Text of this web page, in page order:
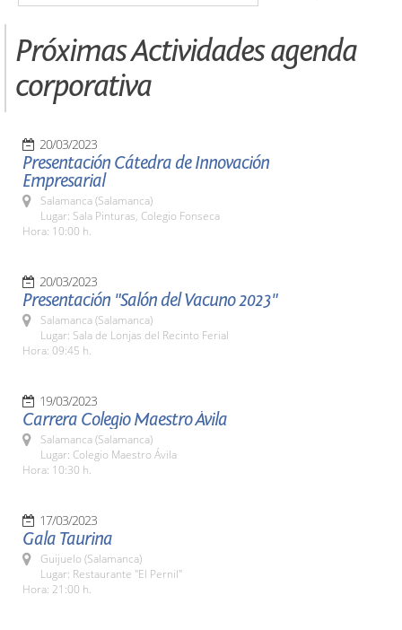
Próximas Actividades agenda
corporativa
20/03/2023
Presentación Cátedra de Innovación
Empresarial
Salamanca (Salamanca)
Lugar: Sala Pinturas, Colegio Fonseca
Hora: 10:00 h.
20/03/2023
Presentación "Salón del Vacuno 2023"
Salamanca (Salamanca)
Lugar: Sala de Lonjas del Recinto Ferial
Hora: 09:45 h.
19/03/2023
Carrera Colegio Maestro Ávila
Salamanca (Salamanca)
Lugar: Colegio Maestro Ávila
Hora: 10:30 h.
17/03/2023
Gala Taurina
Guijuelo (Salamanca)
Lugar: Restaurante "El Pernil"
Hora: 21:00 h.